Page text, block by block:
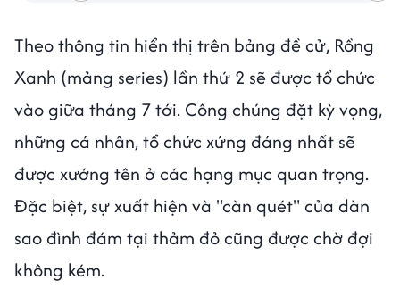
Theo thông tin hiển thị trên bảng đề cử, Rồng
Xanh (mảng series) lần thứ 2 sẽ được tổ chức
vào giữa tháng 7 tới. Công chúng đặt kỳ vọng,
những cá nhân, tổ chức xứng đáng nhất sẽ
được xướng tên ở các hạng mục quan trọng.
Đặc biệt, sự xuất hiện và "càn quét" của dàn
sao đình đám tại thảm đỏ cũng được chờ đợi
không kém.